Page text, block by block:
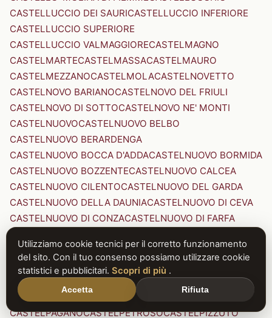
CASTELLUCCIO DEI SAURICASTELLUCCIO INFERIORE
CASTELLUCCIO SUPERIORE
CASTELLUCCIO VALMAGGIORECASTELMAGNO
CASTELMARTECASTELMASSACASTELMAURO
CASTELMEZZANOCASTELMOLACASTELNOVETTO
CASTELNOVO BARIANOCASTELNOVO DEL FRIULI
CASTELNOVO DI SOTTOCASTELNOVO NE' MONTI
CASTELNUOVOCASTELNUOVO BELBO
CASTELNUOVO BERARDENGA
CASTELNUOVO BOCCA D'ADDACASTELNUOVO BORMIDA
CASTELNUOVO BOZZENTECASTELNUOVO CALCEA
CASTELNUOVO CILENTOCASTELNUOVO DEL GARDA
CASTELNUOVO DELLA DAUNIACASTELNUOVO DI CEVA
CASTELNUOVO DI CONZACASTELNUOVO DI FARFA
CASTELNUOVO DI PORTO CASTELNUOVO DON BOSCO
CASTELNUOVO MAGRACASTELNUOVO NIGRA
CASTELNUOVO PARANOCASTELNUOVO RANGONE
CASTELNUOVO SCRIVIA
CASTELNUOVO VAL DI CECINA
CASTELPAGANOCASTELPETROSOCASTELPIZZUTO
Utilizziamo cookie tecnici per il corretto funzionamento
del sito. Con il tuo consenso possiamo utilizzare cookie
statistici e pubblicitari. Scopri di più .
Accetta Rifiuta